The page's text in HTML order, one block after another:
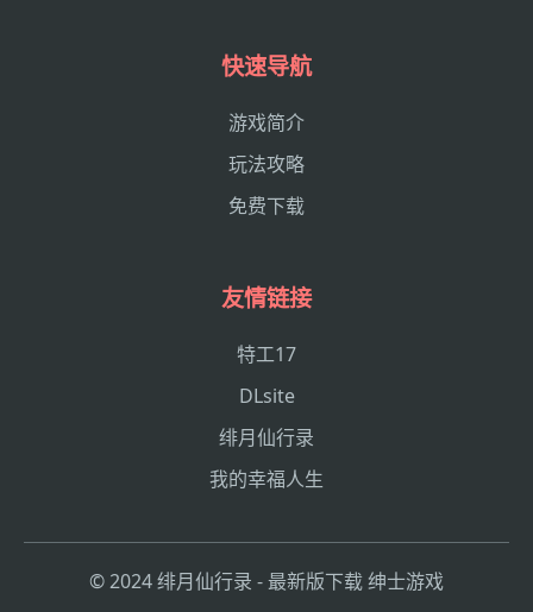
快速导航
游戏简介
玩法攻略
免费下载
友情链接
特工17
DLsite
绯月仙行录
我的幸福人生
© 2024 绯月仙行录 - 最新版下载 绅士游戏